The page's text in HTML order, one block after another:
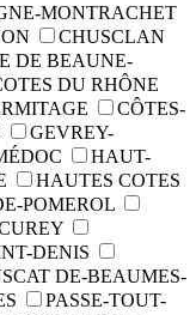
MONTRACHET
CHUSCLAN
DE BEAUNE-
DU RHÔNE
CÔTES-
GEVREY-
HAUT-
HAUTES COTES
POMEROL
DENIS
DE-BEAUMES-
PASSE-TOUT-